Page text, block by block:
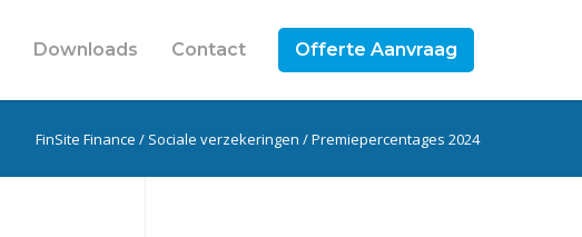
Downloads Contact Offerte Aanvraag
FinSite Finance / Sociale verzekeringen /Premiepercentages 2024